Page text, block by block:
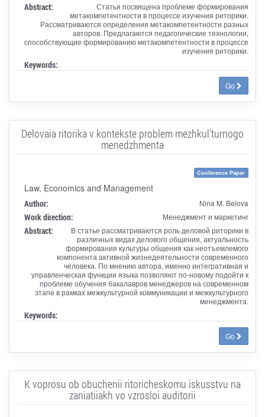
Abstract:
Статья посвящена проблеме формирования
метакомпетентности в процессе изучения риторики.
Рассматриваются определения метакомпетентности разных
авторов. Предлагаются педагогические технологии,
способствующие формированию метакомпетентности в процессе
изучения риторики.
Keywords:
Go
Delovaia ritorika v kontekste problem mezhkul'turnogo
menedzhmenta
Conference Paper
Law, Economics and Management
Author: Nina M. Belova
Work direction: Менеджмент и маркетинг
Abstract:
В статье рассматриваются роль деловой риторики в
различных видах делового общения, актуальность
формирования культуры общения как неотъемлемого
компонента активной жизнедеятельности современного
человека. По мнению автора, именно интегративная и
управленческая функции языка позволяют по-новому подойти к
проблеме обучения бакалавров менеджеров на современном
этапе в рамках межкультурной коммуникации и межкультурного
менеджмента.
Keywords:
Go
K voprosu ob obuchenii ritoricheskomu iskusstvu na
zaniatiiakh vo vzrosloi auditorii